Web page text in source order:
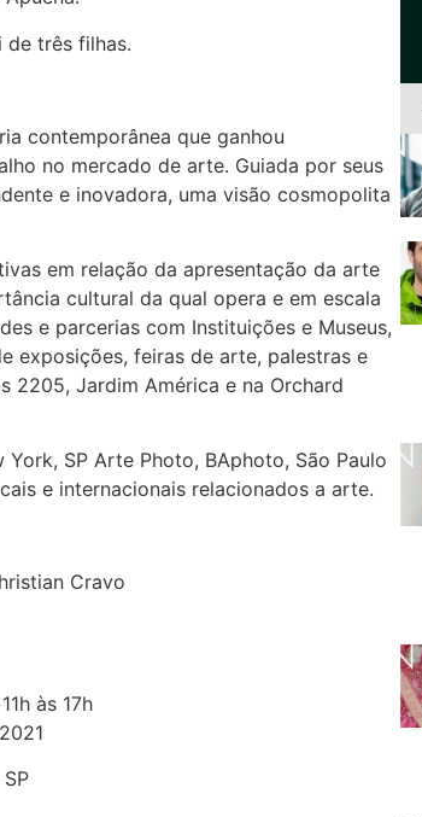
de três filhas.
contemporânea que ganhou
no mercado de arte. Guiada por seus
e inovadora, uma visão cosmopolita
em relação da apresentação da arte
cultural da qual opera e em escala
e parcerias com Instituições e Museus,
exposições, feiras de arte, palestras e
2205, Jardim América e na Orchard
SP Arte Photo, BAphoto, São Paulo
e internacionais relacionados a arte.
Cravo
às 17h